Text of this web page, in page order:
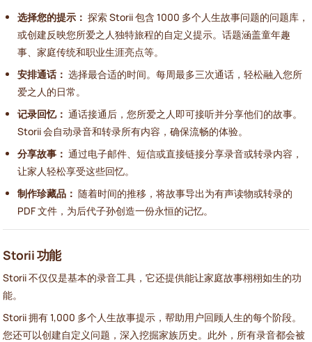
选择您的提示： 探索 Storii 包含 1000 多个人生故事问题的问题库，
或创建反映您所爱之人独特旅程的自定义提示。话题涵盖童年趣
事、家庭传统和职业生涯亮点等。
安排通话： 选择最合适的时间。每周最多三次通话，轻松融入您所
爱之人的日常。
记录回忆： 通话接通后，您所爱之人即可接听并分享他们的故事。
Storii 会自动录音和转录所有内容，确保流畅的体验。
分享故事： 通过电子邮件、短信或直接链接分享录音或转录内容，
让家人轻松享受这些回忆。
制作珍藏品： 随着时间的推移，将故事导出为有声读物或转录的
PDF 文件，为后代子孙创造一份永恒的记忆。
Storii 功能
Storii 不仅仅是基本的录音工具，它还提供能让家庭故事栩栩如生的功
能。
Storii 拥有 1,000 多个人生故事提示，帮助用户回顾人生的每个阶段。
您还可以创建自定义问题，深入挖掘家族历史。此外，所有录音都会被